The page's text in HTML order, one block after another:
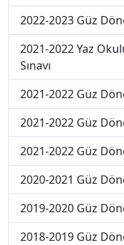
2022-2023 Güz
2021-2022 Yaz
Sınavı
2021-2022 Güz
2021-2022 Güz
2021-2022 Güz
2020-2021 Güz
2019-2020 Güz
2018-2019 Güz